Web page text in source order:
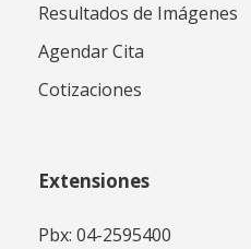
Resultados de Imágenes
Agendar Cita
Cotizaciones
Extensiones
Pbx: 04-2595400